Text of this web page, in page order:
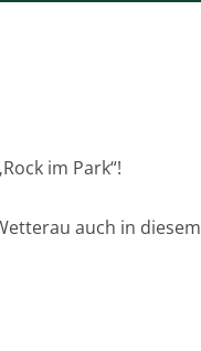
im Park“!
auch in diesem